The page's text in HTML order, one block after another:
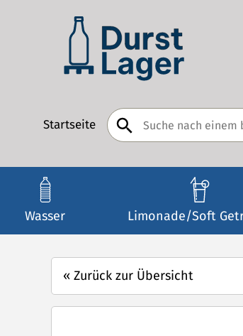
Startseite
Wasser Limonade/Soft
« Zurück zur Übersicht